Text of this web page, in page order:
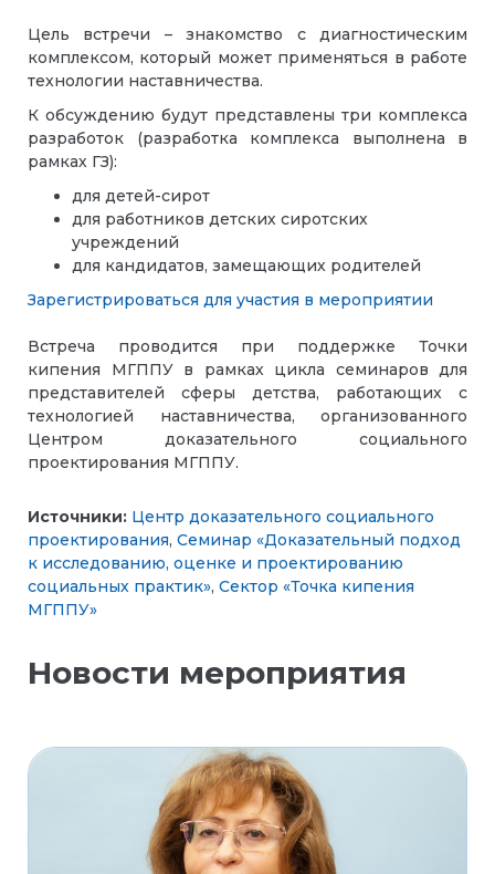
Цель встречи – знакомство с диагностическим
комплексом, который может применяться в работе
технологии наставничества.
К обсуждению будут представлены три комплекса
разработок (разработка комплекса выполнена в
рамках ГЗ):
для детей-сирот
для работников детских сиротских
учреждений
для кандидатов, замещающих родителей
Зарегистрироваться для участия в мероприятии
Встреча проводится при поддержке Точки
кипения МГППУ в рамках цикла семинаров для
представителей сферы детства, работающих с
технологией наставничества, организованного
Центром доказательного социального
проектирования МГППУ.
Источники: Центр доказательного социального
проектирования, Cеминар «Доказательный подход
к исследованию, оценке и проектированию
социальных практик», Сектор «Точка кипения
МГППУ»
Новости мероприятия